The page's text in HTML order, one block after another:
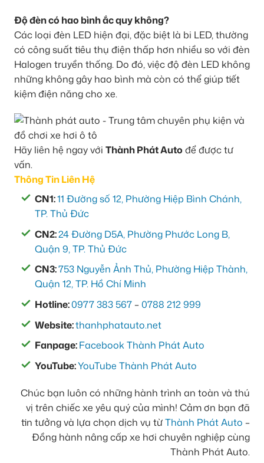
Độ đèn có hao bình ắc quy không?
Các loại đèn LED hiện đại, đặc biệt là bi LED, thường
có công suất tiêu thụ điện thấp hơn nhiều so với đèn
Halogen truyền thống. Do đó, việc độ đèn LED không
những không gây hao bình mà còn có thể giúp tiết
kiệm điện năng cho xe.
Hãy liên hệ ngay với Thành Phát Auto để được tư
vấn.
Thông Tin Liên Hệ
CN1:11 Đường số 12, Phường Hiệp Bình Chánh,
TP. Thủ Đức
CN2:24 Đường D5A, Phường Phước Long B,
Quận 9, TP. Thủ Đức
CN3:753 Nguyễn Ảnh Thủ, Phường Hiệp Thành,
Quận 12, TP. Hồ Chí Minh
Hotline:0977 383 567 –0788 212 999
Website:thanhphatauto.net
Fanpage:Facebook Thành Phát Auto
YouTube:YouTube Thành Phát Auto
Chúc bạn luôn có những hành trình an toàn và thú
vị trên chiếc xe yêu quý của mình! Cảm ơn bạn đã
tin tưởng và lựa chọn dịch vụ từThành Phát Auto –
Đồng hành nâng cấp xe hơi chuyên nghiệp cùng
Thành Phát Auto.